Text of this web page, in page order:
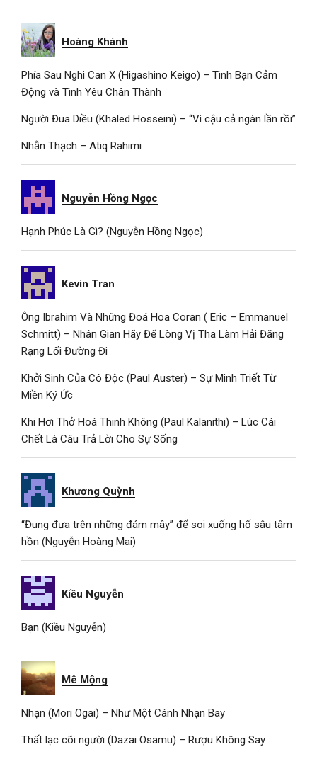
Hoàng Khánh
Phía Sau Nghi Can X (Higashino Keigo) – Tình Bạn Cảm
Động và Tình Yêu Chân Thành
Người Đua Diều (Khaled Hosseini) – “Vì cậu cả ngàn lần rồi”
Nhẫn Thạch – Atiq Rahimi
Nguyễn Hồng Ngọc
Hạnh Phúc Là Gì? (Nguyễn Hồng Ngọc)
Kevin Tran
Ông Ibrahim Và Những Đoá Hoa Coran ( Eric – Emmanuel
Schmitt) – Nhân Gian Hãy Để Lòng Vị Tha Làm Hải Đăng
Rạng Lối Đường Đi
Khởi Sinh Của Cô Độc (Paul Auster) – Sự Minh Triết Từ
Miền Ký Ức
Khi Hơi Thở Hoá Thinh Không (Paul Kalanithi) – Lúc Cái
Chết Là Câu Trả Lời Cho Sự Sống
Khương Quỳnh
“Đung đưa trên những đám mây” để soi xuống hố sâu tâm
hồn (Nguyễn Hoàng Mai)
Kiều Nguyễn
Bạn (Kiều Nguyễn)
Mê Mộng
Nhạn (Mori Ogai) – Như Một Cánh Nhạn Bay
Thất lạc cõi người (Dazai Osamu) – Rượu Không Say